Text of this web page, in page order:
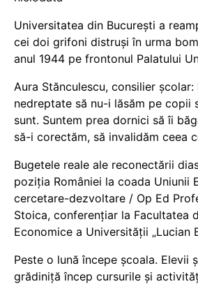
Universitatea din București a
cei doi grifoni distruși în urma
anul 1944 pe frontonul Palatului
Aura Stănculescu, consilier școlar:
nedreptate să nu-i lăsăm pe copii
sunt. Suntem prea dornici să îi
să-i corectăm, să invalidăm ceea
Bugetele reale ale reconectării
poziția României la coada Uniunii
cercetare-dezvoltare / Op Ed
Stoica, conferențiar la Facultatea
Economice a Universității „Lucian
Peste o lună începe școala. Elevii
grădiniță încep cursurile și